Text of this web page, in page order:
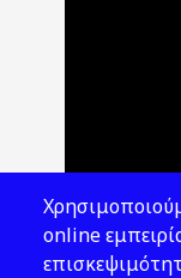
Main
online